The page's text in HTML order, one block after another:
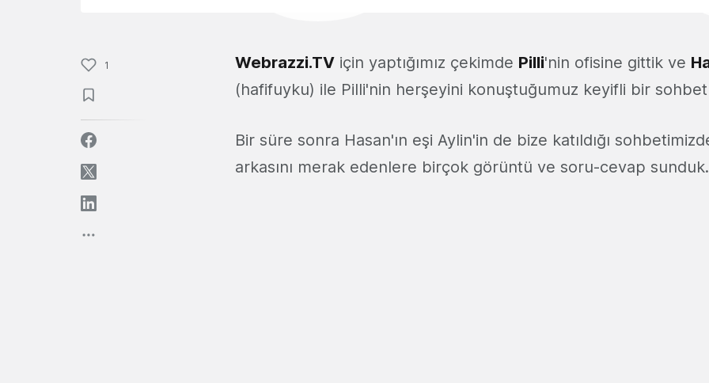
1 Webrazzi.TV için yaptığımız çekimde Pilli'nin ofisine gittik ve
(hafifuyku) ile Pilli'nin herşeyini konuştuğumuz keyifli bir
Bir süre sonra Hasan'ın eşi Aylin'in de bize katıldığı
arkasını merak edenlere birçok görüntü ve soru-cevap sunduk.